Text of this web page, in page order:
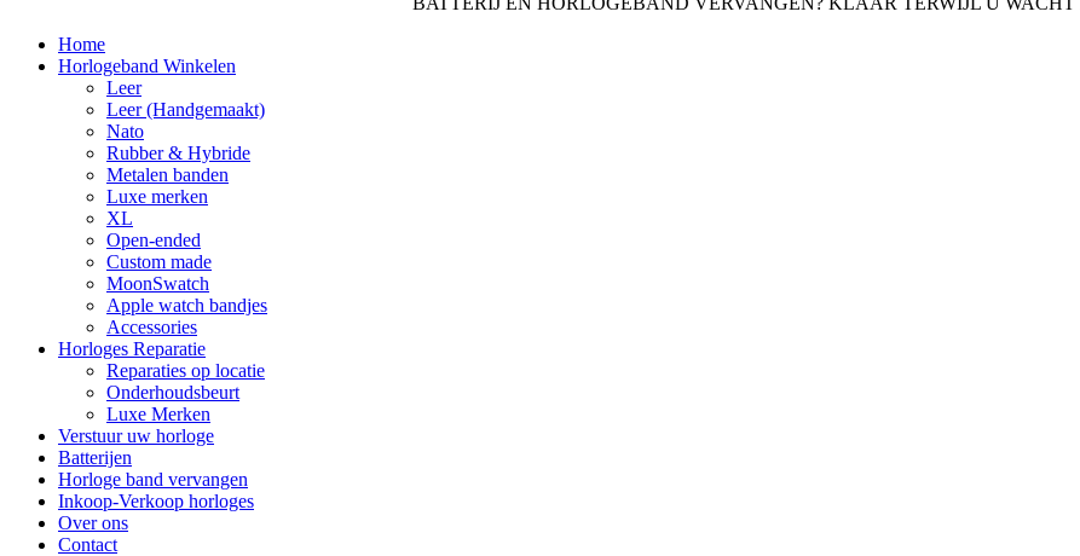
Home
Horlogeband Winkelen
Leer
Leer (Handgemaakt)
Nato
Rubber & Hybride
Metalen banden
Luxe merken
XL
Open-ended
Custom made
MoonSwatch
Apple watch bandjes
Accessories
Horloges Reparatie
Reparaties op locatie
Onderhoudsbeurt
Luxe Merken
Verstuur uw horloge
Batterijen
Horloge band vervangen
Inkoop-Verkoop horloges
Over ons
Contact